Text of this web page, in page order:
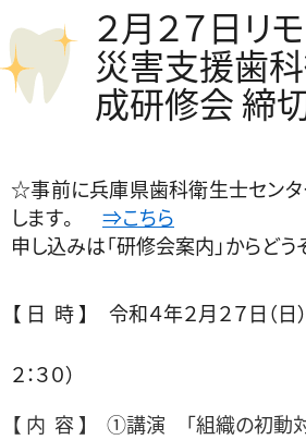
２月２７日リ
災害支援歯
成研修会 締
☆事前に兵庫県歯科衛生士セン
します。 ⇒こちら
申し込みは「研修会案内」からどう
【 日 時 】 令和４年２月２７日（日）
（受付
２：３０）
【 内 容 】 ①講演 「組織の初動